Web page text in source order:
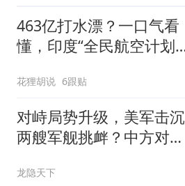
463亿打水漂？一口气看
懂，印度“全民航空计划”
花狸胡说 6跟贴
对峙局势升级，美军击沉
两艘军舰挑衅？中方对美
龙隐天下